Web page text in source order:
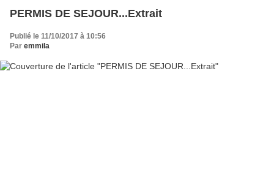
PERMIS DE SEJOUR...Extrait
Publié le 11/10/2017 à 10:56
Par emmila